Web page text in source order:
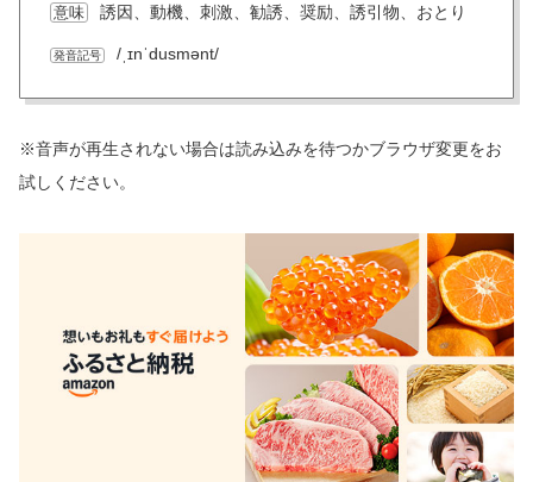
意味 誘因、動機、刺激、勧誘、奨励、誘引物、おとり
発音記号 /ˌɪnˈdusmənt/
※音声が再生されない場合は読み込みを待つかブラウザ変更をお
試しください。